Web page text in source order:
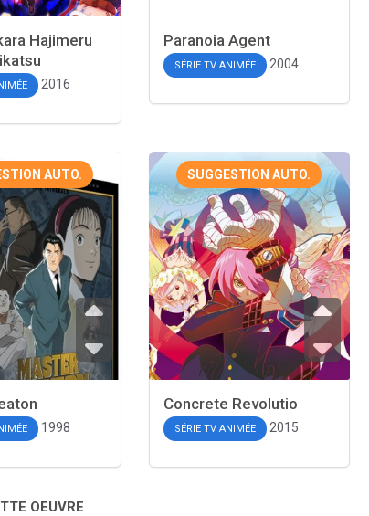
Hajimeru
2016
Paranoia Agent
SÉRIE TV ANIMÉE 2004
AUTO.
1998
SUGGESTION AUTO.
Concrete Revolutio
SÉRIE TV ANIMÉE 2015
OEUVRE